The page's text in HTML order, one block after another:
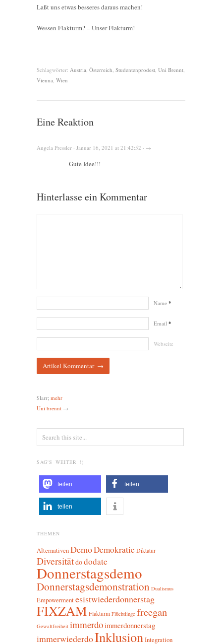
Laßt uns etwas besseres daraus machen!
Wessen Flakturm? – Unser Flakturm!
Schlagwörter: Austria Österreich Studentenprodest Uni Brennt
Vienna Wien
Eine Reaktion
Angela Pressler · Januar 16, 2021 at 21:42:52 · →
Gute Idee!!!
Hinterlasse ein Kommentar
Name *
Email *
Webseite
$larr; mehr
Uni brennt →
SAG'S WEITER !)
teilen teilen
teilen
THEMEN
AlternativenDemoDemokratie Diktatur
Diversitätdododate
Donnerstagsdemo
Donnerstagsdemonstration Dualismus
Empowermentesistwiederdonnerstag
FIXZAM Flakturm Flüchtlinge freegan
Gewaltfreiheit immerdoimmerdonnerstag
immerwiederdoInklusion Integration